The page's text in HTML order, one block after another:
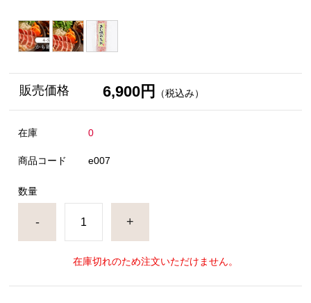
販売価格 6,900円 （税込み）
在庫 0
商品コード e007
数量
- +
在庫切れのため注文いただけません。